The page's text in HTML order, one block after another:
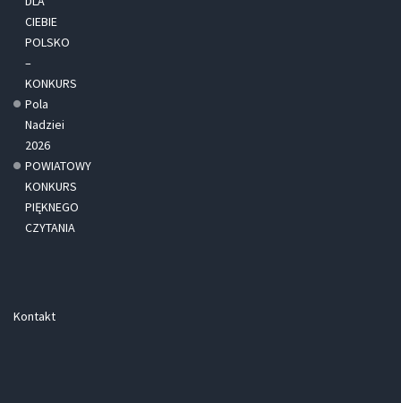
CIEBIE
POLSKO
–
KONKURS
Pola
Nadziei
2026
POWIATOWY
KONKURS
PIĘKNEGO
CZYTANIA
Kontakt